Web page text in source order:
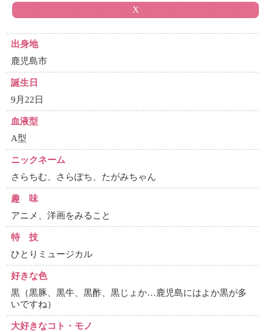
X
出身地
鹿児島市
誕生日
9月22日
血液型
A型
ニックネーム
さらちむ、さらぽち、たがみちゃん
趣 味
アニメ、洋画をみること
特 技
ひとりミュージカル
好きな色
黒（黒豚、黒牛、黒酢、黒じょか…鹿児島にはよか黒が多
いですね）
大好きなコト・モノ